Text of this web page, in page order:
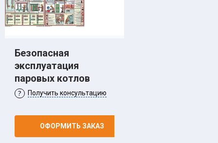
Безопасная
эксплуатация
паровых котлов
Получить консультацию
ОФОРМИТЬ ЗАКАЗ